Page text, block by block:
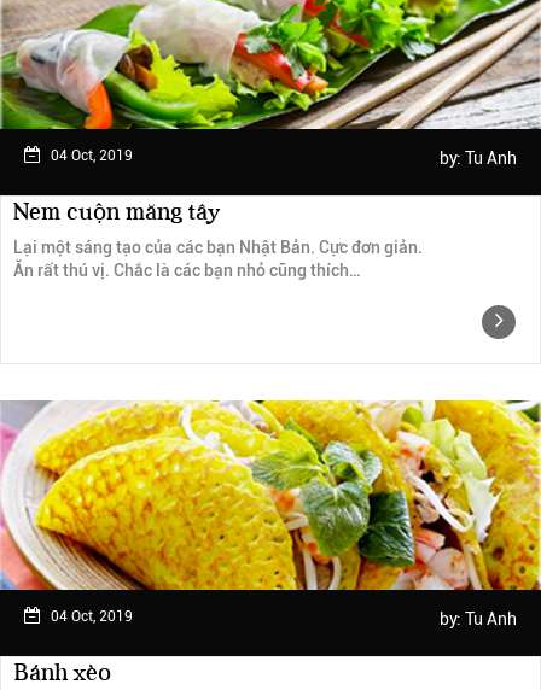
04 Oct, 2019 by: Tu Anh
Nem cuộn măng tây
Lại một sáng tạo của các bạn Nhật Bản. Cực đơn giản.
Ăn rất thú vị. Chắc là các bạn nhỏ cũng thích…
04 Oct, 2019 by: Tu Anh
Bánh xèo